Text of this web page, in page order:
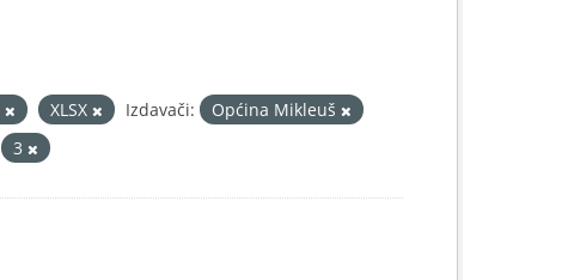
XLSX Izdavači:
Općina Mikleuš
3